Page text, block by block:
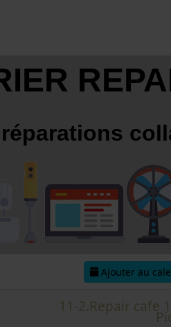
Ajouter au
11-2.Repair cafe